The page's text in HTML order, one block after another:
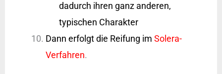
dadurch ihren ganz anderen,
typischen Charakter
Dann erfolgt die Reifung im Solera-
Verfahren.